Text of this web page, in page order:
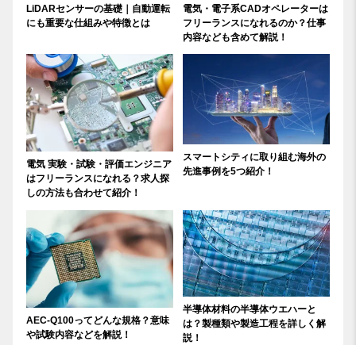
LiDARセンサーの基礎｜自動運転
にも重要な仕組みや特徴とは
電気・電子系CADオペレーターは
フリーランスになれるのか？仕事
内容なども含めて解説！
電気 実験・試験・評価エンジニア
はフリーランスになれる？求人探
しの方法も合わせて紹介！
スマートシティに取り組む海外の
先進事例を5つ紹介！
AEC-Q100ってどんな規格？意味
や試験内容などを解説！
半導体材料の半導体ウエハーと
は？製種類や製造工程を詳しく解
説！